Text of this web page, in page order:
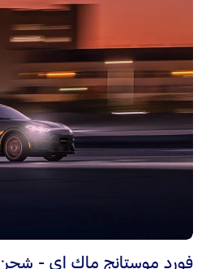
فورد موستانج ماك إي -